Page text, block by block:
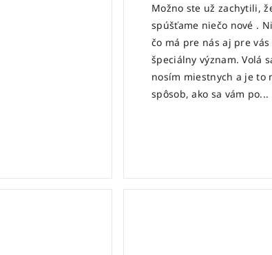
Možno ste už zachytili,
spúšťame niečo nové .
čo má pre nás aj pre vás
špeciálny význam. Volá
nosím miestnych a je to
spôsob, ako sa vám po...